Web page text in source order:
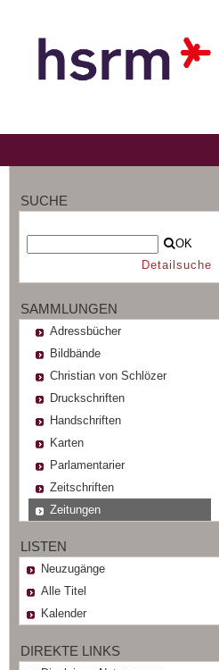
SUCHE
OK
Detailsuche
SAMMLUNGEN
Adressbücher
Bildbände
Christian von Schlözer
Druckschriften
Handschriften
Karten
Parlamentarier
Zeitschriften
Zeitungen
LISTEN
Neuzugänge
Alle Titel
Kalender
DIREKTE LINKS